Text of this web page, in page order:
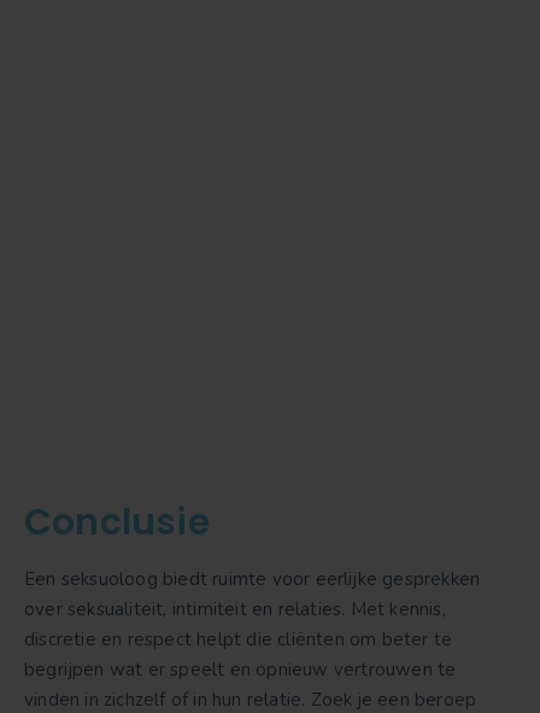
Conclusie
Een seksuoloog biedt ruimte voor eerlijke gesprekken
over seksualiteit, intimiteit en relaties. Met kennis,
discretie en respect helpt die cliënten om beter te
begrijpen wat er speelt en opnieuw vertrouwen te
vinden in zichzelf of in hun relatie. Zoek je een beroep